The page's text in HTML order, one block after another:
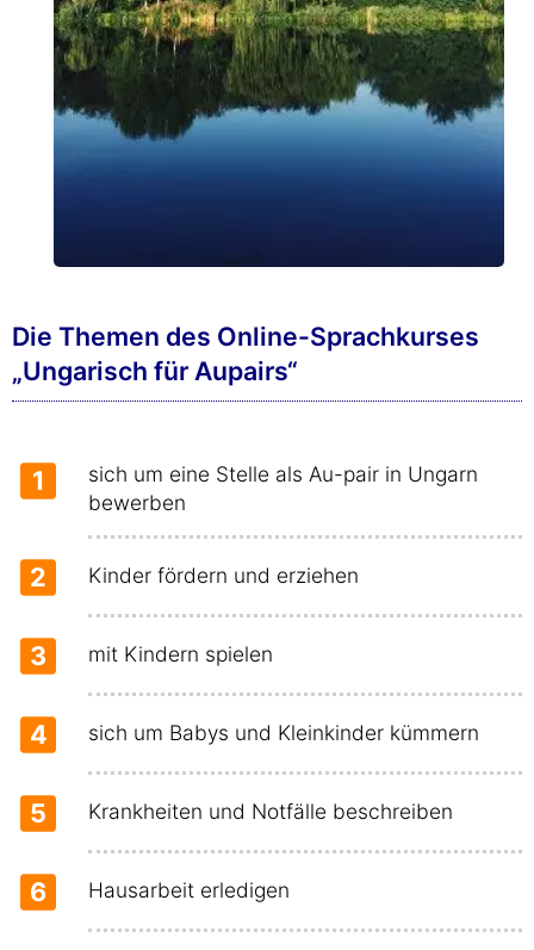
Die Themen des Online-Sprachkurses
„Ungarisch für Aupairs“
1
sich um eine Stelle als Au-pair in Ungarn
bewerben
2 Kinder fördern und erziehen
3 mit Kindern spielen
4 sich um Babys und Kleinkinder kümmern
5 Krankheiten und Notfälle beschreiben
6 Hausarbeit erledigen